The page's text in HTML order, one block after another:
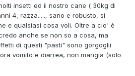
insetti ed il nostro cane ( 30kg di
4, razza....., sano e robusto, si
e qualsiasi cosa voli. Oltre a cio' è
anche se non so a cosa, ma
di questi "pasti" sono gorgoglii
vomito e diarrea, non mangia (solo